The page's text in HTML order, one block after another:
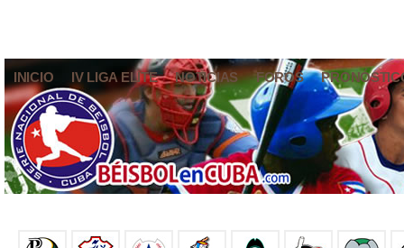
INICIO IV LIGA ELITE NOTICIAS FOROS